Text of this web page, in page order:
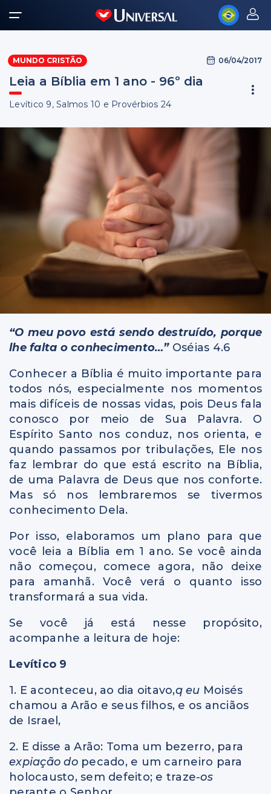
MUNDO CRISTÃO 06/04/2017
Leia a Bíblia em 1 ano - 96º dia
Levítico 9, Salmos 10 e Provérbios 24
“O meu povo está sendo destruído, porque
lhe falta o conhecimento…”Oséias 4.6
Conhecer a Bíblia é muito importante para
todos nós, especialmente nos momentos
mais difíceis de nossas vidas, pois Deus fala
conosco por meio de Sua Palavra. O
Espírito Santo nos conduz, nos orienta, e
quando passamos por tribulações, Ele nos
faz lembrar do que está escrito na Bíblia,
de uma Palavra de Deus que nos conforte.
Mas só nos lembraremos se tivermos
conhecimento Dela.
Por isso, elaboramos um plano para que
você leia a Bíblia em 1 ano. Se você ainda
não começou, comece agora, não deixe
para amanhã. Você verá o quanto isso
transformará a sua vida.
Se você já está nesse propósito,
acompanhe a leitura de hoje:
Levítico 9
1. E aconteceu, ao dia oitavo,q eu Moisés
chamou a Arão e seus filhos, e os anciãos
de Israel,
2. E disse a Arão: Toma um bezerro, para
expiação do pecado, e um carneiro para
holocausto, sem defeito; e traze-os